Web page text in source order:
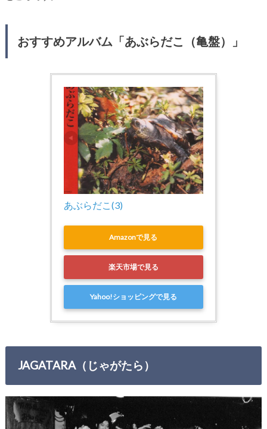
おすすめアルバム「あぶらだこ（亀盤）」
あぶらだこ(3)
Amazonで見る
楽天市場で見る
Yahoo!ショッピングで見る
JAGATARA（じゃがたら）